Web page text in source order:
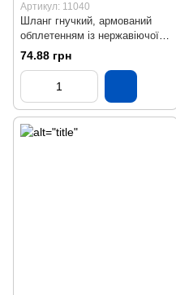
Артикул: 11040
Шланг гнучкий, армований
обплетенням із нержавіючої
сталі (ВЗ), L = 500 мм
74.88 грн